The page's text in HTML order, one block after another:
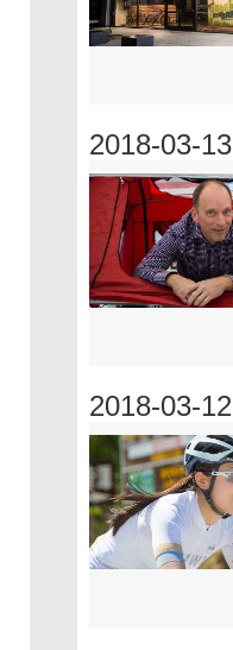
2018-03-13
2018-03-12